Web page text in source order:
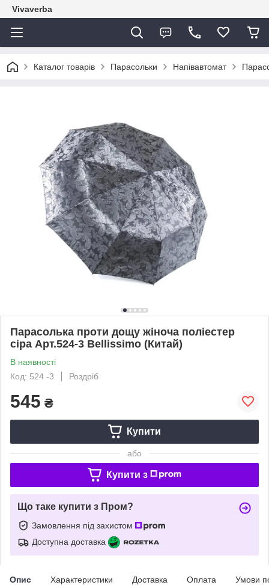
Vivaverba
Каталог товарів Парасольки Напівавтомат
Парасолька проти дощу жіноча поліестер
сіра Арт.524-3 Bellissimo (Китай)
В наявності
Код: 524 -3
Роздріб
545 ₴
Купити
або
Купити з
Що таке купити з Пром?
Замовлення під захистом
Доступна доставка
Опис Характеристики Доставка Оплата Умови